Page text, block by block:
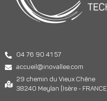
04 76 90 41 57
accueil@inovallee.com
29 chemin du Vieux Chêne
38240 Meylan (Isère - FRANCE)